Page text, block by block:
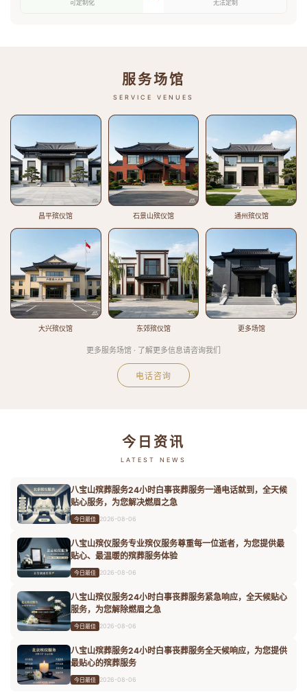
可定制化 无法定制
服务场馆
SERVICE VENUES
昌平殡仪馆 石景山殡仪馆 通州殡仪馆
大兴殡仪馆 东郊殡仪馆 更多场馆
更多服务场馆 · 了解更多信息请咨询我们
电话咨询
今日资讯
LATEST NEWS
八宝山殡葬服务24小时白事丧葬服务一通电话就到，全天候
贴心服务，为您解决燃眉之急
今日最佳 2026-08-06
八宝山殡仪服务专业殡仪服务尊重每一位逝者，为您提供最
贴心、最温暖的殡葬服务体验
今日最佳 2026-08-06
八宝山殡仪服务24小时白事丧葬服务紧急响应，全天候贴心
服务，为您解除燃眉之急
今日最佳 2026-08-06
八宝山殡葬服务24小时白事丧葬服务全天候响应，为您提供
最贴心的殡葬服务
今日最佳 2026-08-06